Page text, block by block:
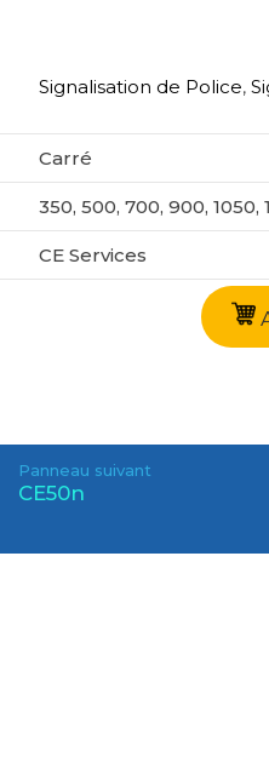
Signalisation de Police,
Carré
350, 500, 700, 900, 1050,
CE Services
Panneau suivant
CE50n